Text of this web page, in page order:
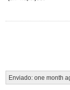
Enviado: one month